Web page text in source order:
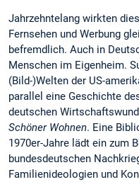
Jahrzehntelang wirkten
Fernsehen und Werbung
befremdlich. Auch in
Menschen im Eigenheim.
(Bild-)Welten der US-
parallel eine Geschichte
deutschen
Schöner Wohnen. Eine
1970er-Jahre lädt ein zum
bundesdeutschen
Familienideologien und